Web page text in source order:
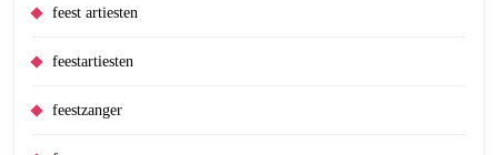
feest artiesten
feestartiesten
feestzanger